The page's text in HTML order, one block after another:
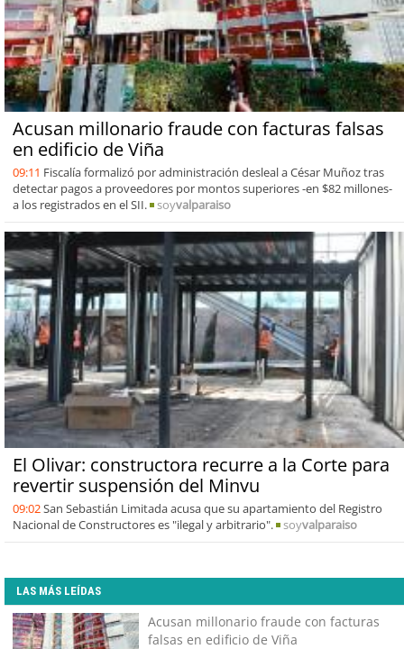
Acusan millonario fraude con facturas falsas
en edificio de Viña
09:11 Fiscalía formalizó por administración desleal a César Muñoz tras
detectar pagos a proveedores por montos superiores -en $82 millones-
a los registrados en el SII.
soyvalparaiso
El Olivar: constructora recurre a la Corte para
revertir suspensión del Minvu
09:02San Sebastián Limitada acusa que su apartamiento del Registro
Nacional de Constructores es "ilegal y arbitrario".
soyvalparaiso
LAS MÁS LEÍDAS
Acusan millonario fraude con facturas
falsas en edificio de Viña